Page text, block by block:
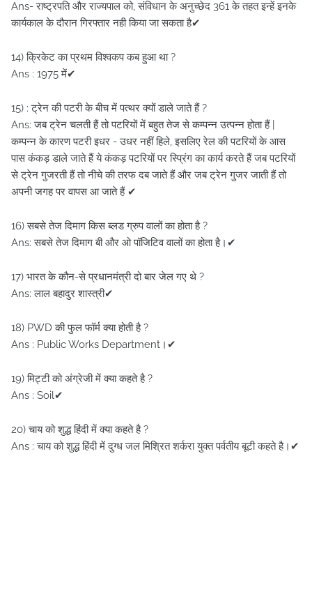
Ans- राष्ट्रपति और राज्यपाल को, संविधान के अनुच्छेद 361 के तहत इन्हें इनके
कार्यकाल के दौरान गिरफ्तार नही किया जा सकता है✔
14) क्रिकेट का प्रथम विश्वकप कब हुआ था ?
Ans : 1975 में✔
15) : ट्रेन की पटरी के बीच में पत्थर क्यों डाले जाते हैं ?
Ans: जब ट्रेन चलती हैं तो पटरियों में बहुत तेज से कम्पन्न उत्पन्न होता हैं |
कम्पन्न के कारण पटरी इधर - उधर नहीं हिले, इसलिए रेल की पटरियों के आस
पास कंकड़ डाले जाते हैं ये कंकड़ पटरियों पर स्प्रिंग का कार्य करते हैं जब पटरियों
से ट्रेन गुजरती हैं तो नीचे की तरफ दब जाते हैं और जब ट्रेन गुजर जाती हैं तो
अपनी जगह पर वापस आ जाते हैं ✔
16) सबसे तेज दिमाग किस ब्लड ग्रुप वालों का होता है ?
Ans: सबसे तेज दिमाग बी और ओ पॉजिटिव वालों का होता है।✔
17) भारत के कौन-से प्रधानमंत्री दो बार जेल गए थे ?
Ans: लाल बहादुर शास्त्री✔
18) PWD की फुल फॉर्म क्या होती है ?
Ans : Public Works Department।✔
19) मिट्टी को अंग्रेजी में क्या कहते है ?
Ans : Soil✔
20) चाय को शुद्ध हिंदी में क्या कहते है ?
Ans : चाय को शुद्ध हिंदी में दुग्ध जल मिश्रित शर्करा युक्त पर्वतीय बूटी कहते है।✔